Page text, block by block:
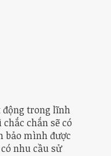
động trong lĩnh
chắn sẽ có
bảo mình được
nhu cầu sử